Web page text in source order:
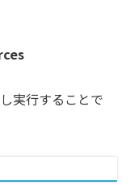
実行することで